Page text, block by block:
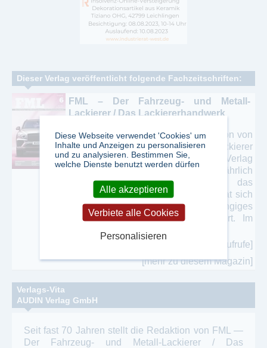
Dieser Verlag veröffentlicht folgende Fachzeitschriften:
FML – Der Fahrzeug- und Metall-
Lackierer / Das Lackiererhandwerk
Seit fast 70 Jahren stellt die Redaktion von
FML — Der Fahrzeug- und Metall-Lackierer
/ Das Lackiererhandwerk im AUDIN Verlag
das Erscheinen der 10x jährlich
erscheinenden Fachzeitschrift für das
Autoreparaturhandwerk sicher. So hat sich
die Redaktion als unabhängiges
Sprachrohr der Branche positioniert. Im
Fokus der Berichterstattung jeder ...
[12298 Aufrufe]
[mehr zu diesem Magazin]
Verlags-Vita
AUDIN Verlag GmbH
Seit fast 70 Jahren stellt die Redaktion von FML —
Der Fahrzeug- und Metall-Lackierer / Das
Diese Webseite verwendet 'Cookies' um
Inhalte und Anzeigen zu personalisieren
und zu analysieren. Bestimmen Sie,
welche Dienste benutzt werden dürfen
Alle akzeptieren
Verbiete alle Cookies
Personalisieren